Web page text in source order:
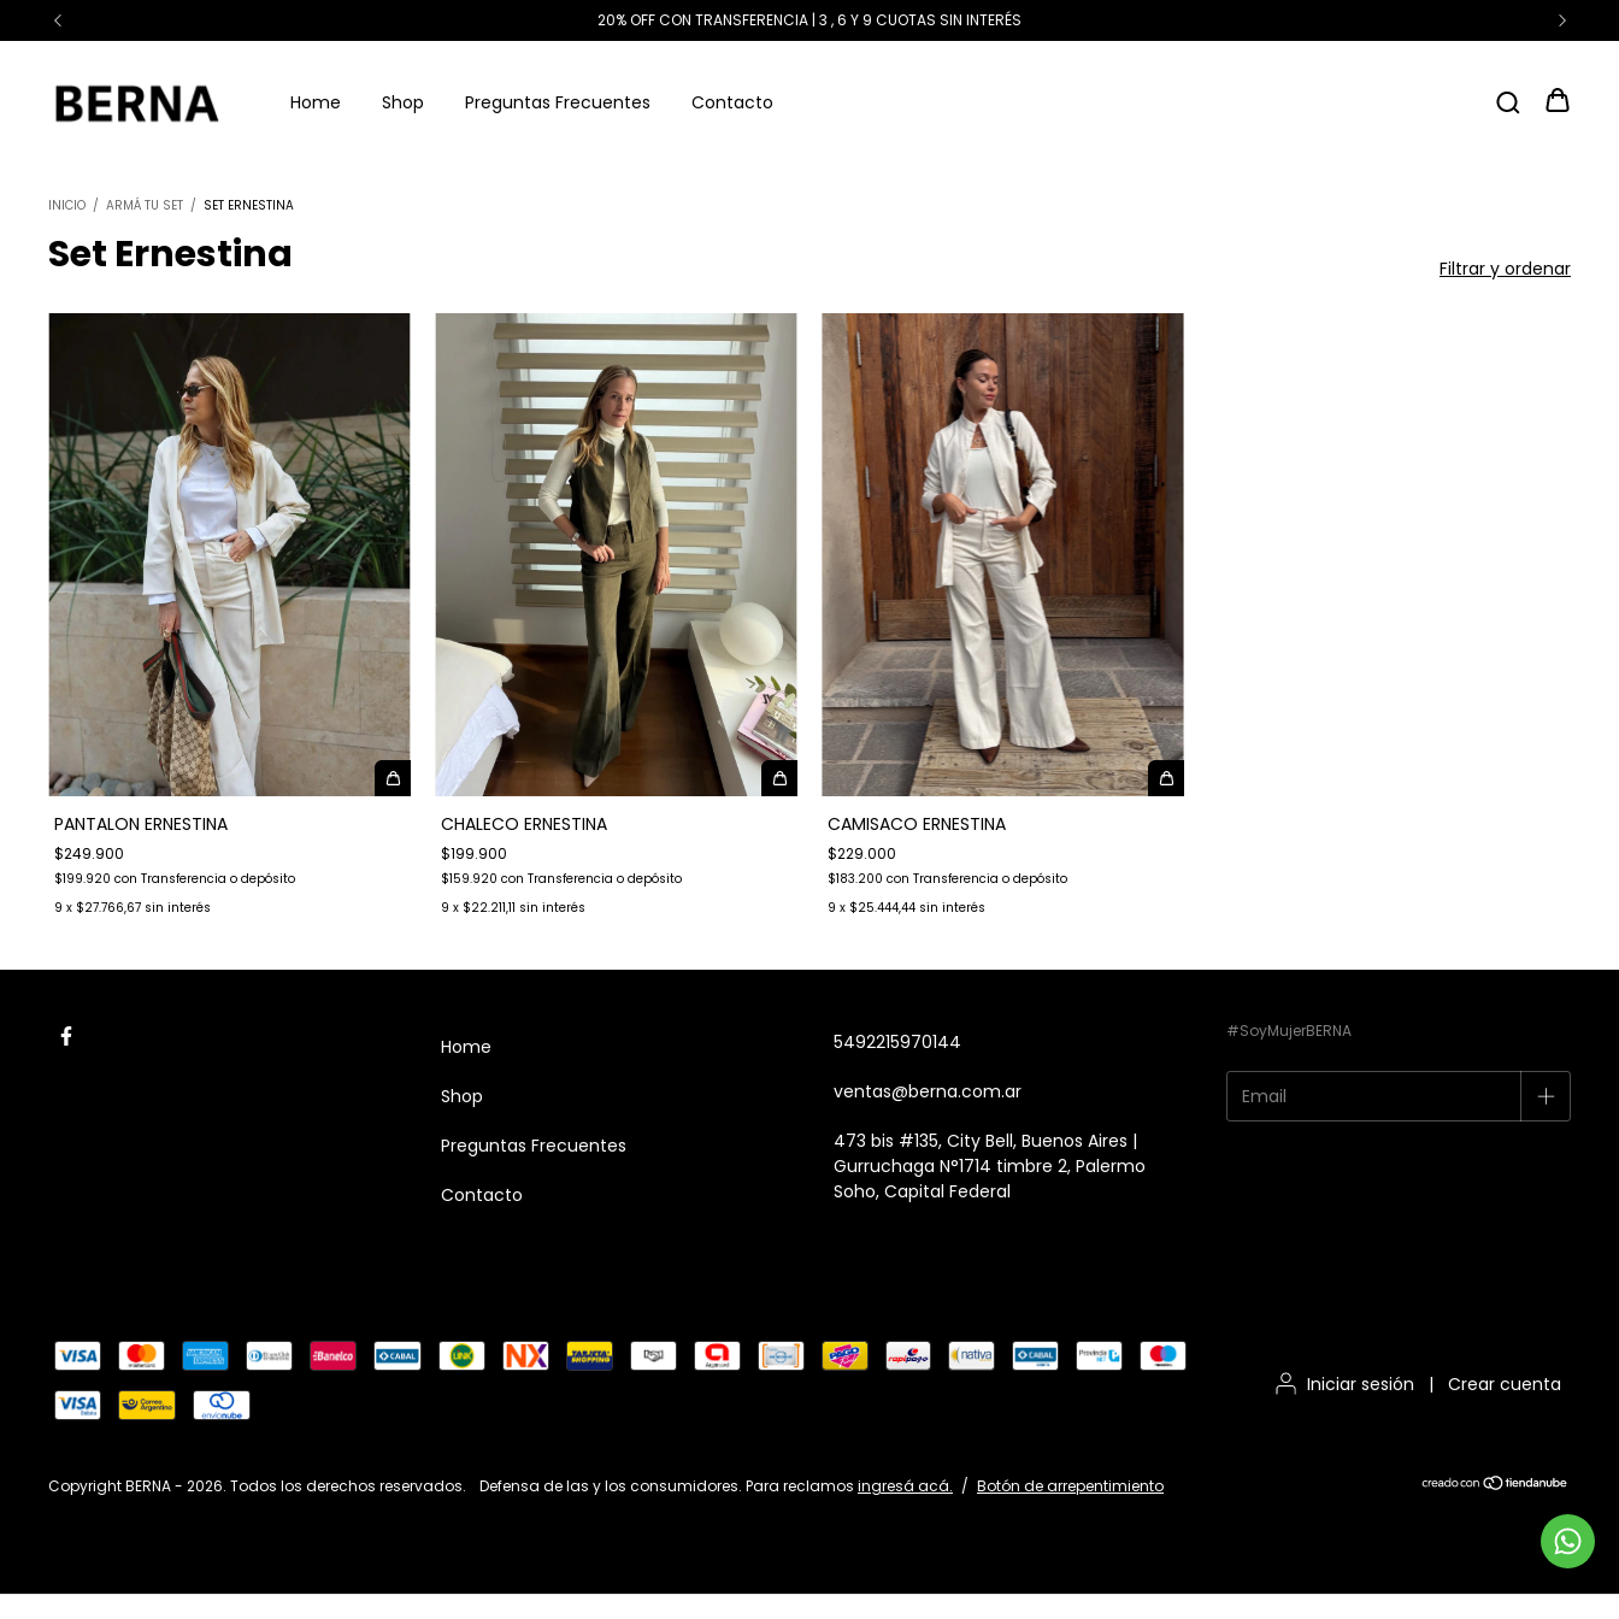
20% OFF CON TRANSFERENCIA | 3 , 6 Y 9 CUOTAS SIN INTERÉS
Home Shop Preguntas Frecuentes Contacto
INICIO / ARMÁ TU SET / SET ERNESTINA
Set Ernestina Filtrar y ordenar
PANTALON ERNESTINA
$249.900
$199.920 con Transferencia o depósito
9 x $27.766,67 sin interés
CHALECO ERNESTINA
$199.900
$159.920 con Transferencia o depósito
9 x $22.211,11 sin interés
CAMISACO ERNESTINA
$229.000
$183.200 con Transferencia o depósito
9 x $25.444,44 sin interés
Home
Shop
Preguntas Frecuentes
Contacto
5492215970144
ventas@berna.com.ar
473 bis #135, City Bell, Buenos Aires |
Gurruchaga N°1714 timbre 2, Palermo
Soho, Capital Federal
#SoyMujerBERNA
Iniciar sesión | Crear cuenta
Copyright BERNA - 2026. Todos los derechos reservados. Defensa de las y los consumidores. Para reclamos ingresá acá. / Botón de arrepentimiento